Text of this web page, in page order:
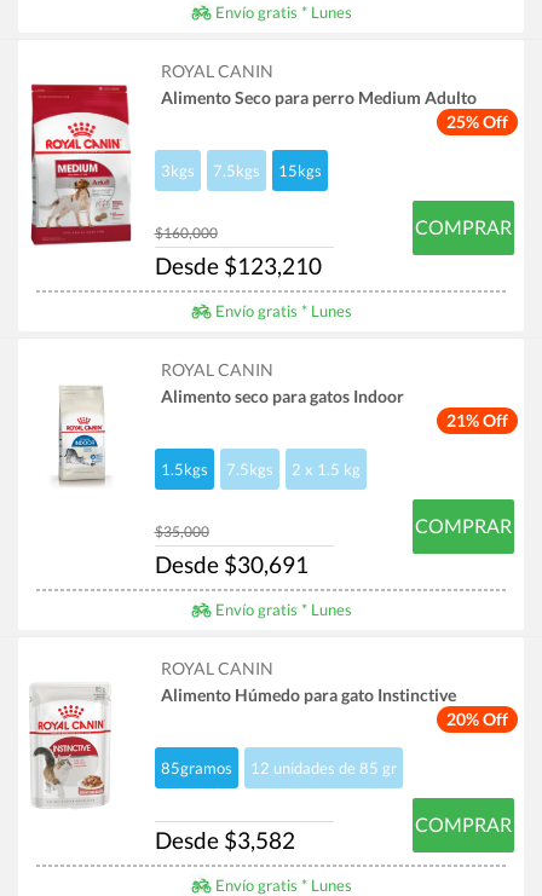
Envío gratis * Lunes
25% Off
ROYAL CANIN
Alimento Seco para perro Medium Adulto
3kgs 7.5kgs 15kgs
$160,000
Desde $123,210
COMPRAR
Envío gratis * Lunes
21% Off
ROYAL CANIN
Alimento seco para gatos Indoor
1.5kgs 7.5kgs 2 x 1.5 kg
$35,000
Desde $30,691
COMPRAR
Envío gratis * Lunes
20% Off
ROYAL CANIN
Alimento Húmedo para gato Instinctive
85gramos 12 unidades de 85 gr
Desde $3,582
COMPRAR
Envío gratis * Lunes